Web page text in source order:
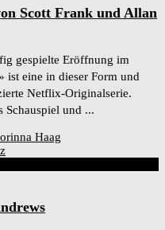
Scott Frank und Allan
gespielte Eröffnung im
ist eine in dieser Form und
Netflix-Originalserie.
Schauspiel und ...
Haag